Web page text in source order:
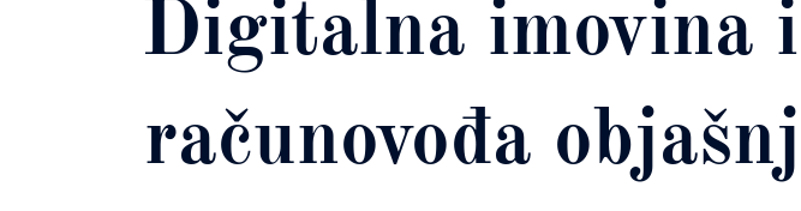
Digitalna imovina
računovođa